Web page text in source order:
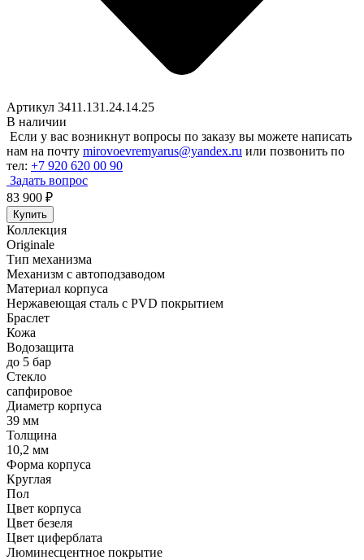
Артикул 3411.131.24.14.25
В наличии
Если у вас возникнут вопросы по заказу вы можете написать
нам на почту mirovoevremyarus@yandex.ru или позвонить по
тел: +7 920 620 00 90
Задать вопрос
83 900 ₽
Купить
Коллекция
Originale
Тип механизма
Механизм с автоподзаводом
Материал корпуса
Нержавеющая сталь с PVD покрытием
Браслет
Кожа
Водозащита
до 5 бар
Стекло
сапфировое
Диаметр корпуса
39 мм
Толщина
10,2 мм
Форма корпуса
Круглая
Пол
Цвет корпуса
Цвет безеля
Цвет циферблата
Люминесцентное покрытие